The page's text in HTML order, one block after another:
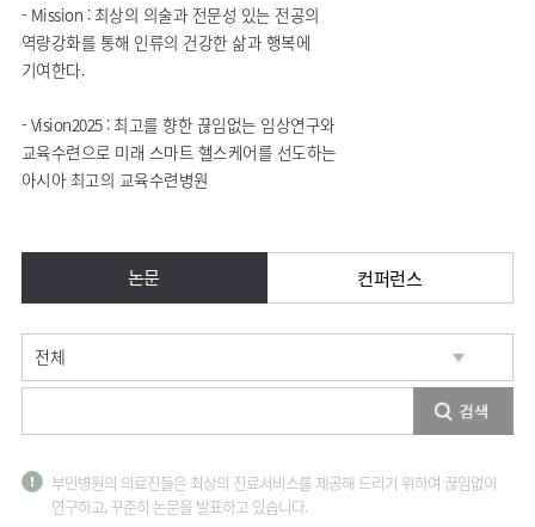
- Mission : 최상의 의술과 전문성 있는 전공의
역량강화를 통해 인류의 건강한 삶과 행복에
기여한다.
- Vision2025 : 최고를 향한 끊임없는 임상연구와
교육수련으로 미래 스마트 헬스케어를 선도하는
아시아 최고의 교육수련병원
논문 컨퍼런스
부민병원의 의료진들은 최상의 진료서비스를 제공해 드리기 위하여 끊임없이
연구하고, 꾸준히 논문을 발표하고 있습니다.